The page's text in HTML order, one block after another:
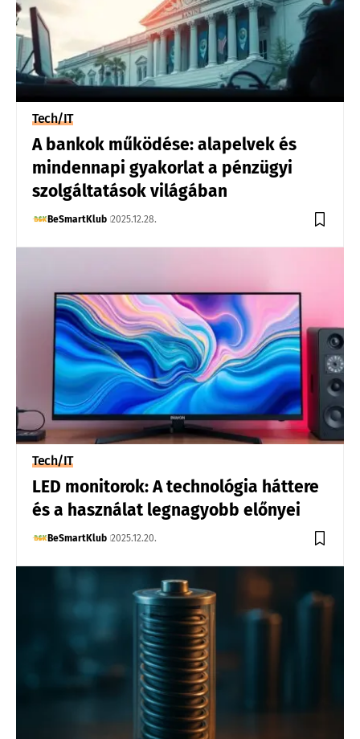
Tech/IT
A bankok működése: alapelvek és
mindennapi gyakorlat a pénzügyi
szolgáltatások világában
BeSmartKlub 2025.12.28.
Tech/IT
LED monitorok: A technológia háttere
és a használat legnagyobb előnyei
BeSmartKlub 2025.12.20.